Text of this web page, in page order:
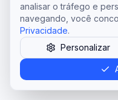
analisar o tráfego e
navegando, você
Privacidade.
Personalizar